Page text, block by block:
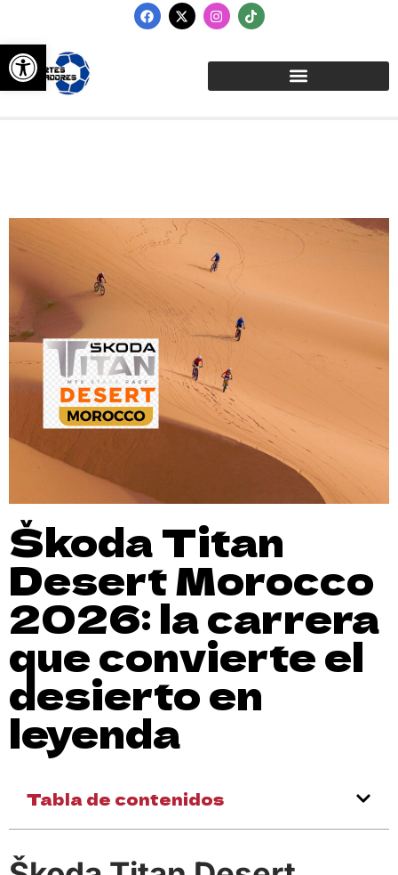
Abrir barra de herramientas
Škoda Titan
Desert Morocco
2026: la carrera
que convierte el
desierto en
leyenda
Tabla de contenidos